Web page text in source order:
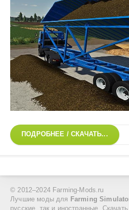
ПОДРОБНЕЕ / СКАЧАТЬ...
© 2012–2024 Farming-Mods.ru
Лучшие моды для
Farming
русские, так и иностранные.